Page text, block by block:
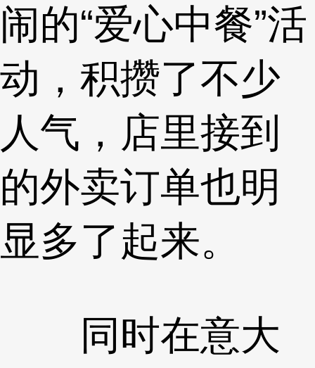
闹的“爱心中餐”活
动，积攒了不少
人气，店里接到
的外卖订单也明
显多了起来。
同时在意大